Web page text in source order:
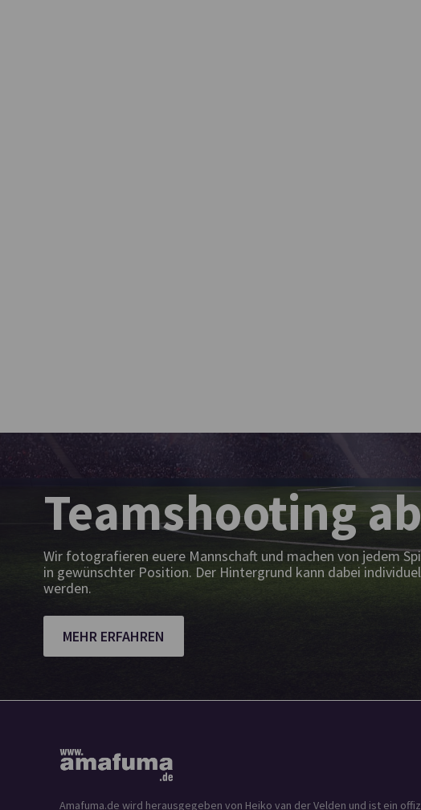
Teamshooting
Wir fotografieren euere Mannschaft und machen von jedem
in gewünschter Position. Der Hintergrund kann dabei
werden.
MEHR ERFAHREN
Amafuma.de wird herausgegeben von Heiko van der Velden und ist ein